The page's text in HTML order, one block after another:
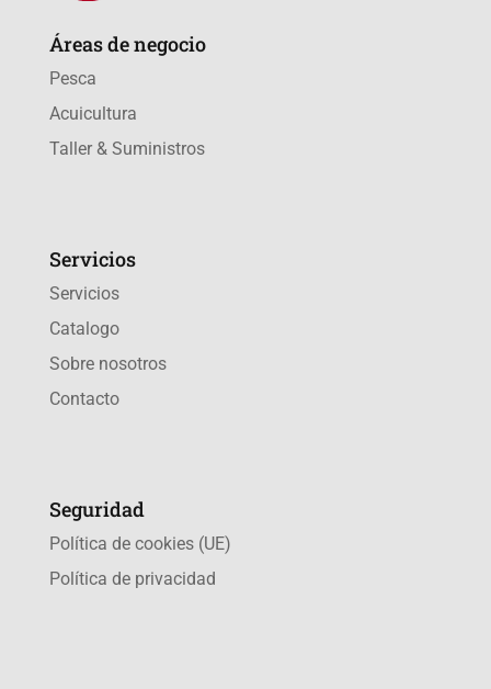
Áreas de negocio
Pesca
Acuicultura
Taller & Suministros
Servicios
Servicios
Catalogo
Sobre nosotros
Contacto
Seguridad
Política de cookies (UE)
Política de privacidad